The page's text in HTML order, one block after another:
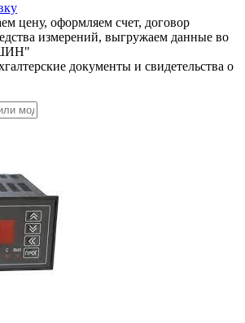
цену, оформляем счет, договор
измерений, выгружаем данные во
документы и свидетельства о